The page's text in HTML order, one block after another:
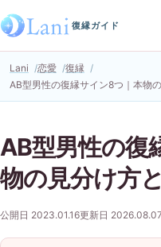
復縁ガイド
Lani 恋愛
復縁
AB型男性の復縁サイン8つ｜本物
AB型男性の復
物の見分け方
公開日 2023.01.16更新日 2026.08.07